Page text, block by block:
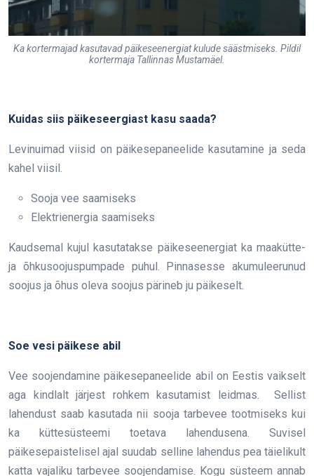
Ka kortermajad kasutavad päikeseenergiat kulude säästmiseks. Pildil
kortermaja Tallinnas Mustamäel.
Kuidas siis päikeseergiast kasu saada?
Levinuimad viisid on päikesepaneelide kasutamine ja seda
kahel viisil.
Sooja vee saamiseks
Elektrienergia saamiseks
Kaudsemal kujul kasutatakse päikeseenergiat ka maakütte-
ja õhkusoojuspumpade puhul. Pinnasesse akumuleerunud
soojus ja õhus oleva soojus pärineb ju päikeselt.
Soe vesi päikese abil
Vee soojendamine päikesepaneelide abil on Eestis vaikselt
aga kindlalt järjest rohkem kasutamist leidmas. Sellist
lahendust saab kasutada nii sooja tarbevee tootmiseks kui
ka küttesüsteemi toetava lahendusena. Suvisel
päikesepaistelisel ajal suudab selline lahendus pea täielikult
katta vajaliku tarbevee soojendamise. Kogu süsteem annab